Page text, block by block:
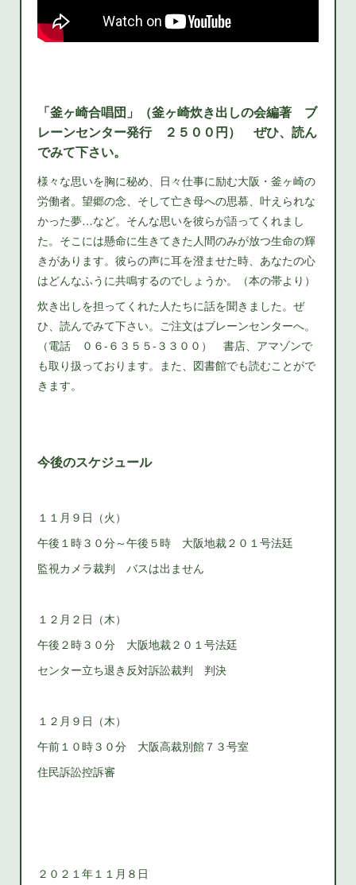
「釜ヶ崎合唱団」（釜ヶ崎炊き出しの会編著 ブ
レーンセンター発行 ２５００円） ぜひ、読ん
でみて下さい。
様々な思いを胸に秘め、日々仕事に励む大阪・釜ヶ崎の
労働者。望郷の念、そして亡き母への思慕、叶えられな
かった夢…など。そんな思いを彼らが語ってくれまし
た。そこには懸命に生きてきた人間のみが放つ生命の輝
きがあります。彼らの声に耳を澄ませた時、あなたの心
はどんなふうに共鳴するのでしょうか。（本の帯より）
炊き出しを担ってくれた人たちに話を聞きました。ぜ
ひ、読んでみて下さい。ご注文はブレーンセンターへ。
（電話 ０６‐６３５５‐３３００） 書店、アマゾンで
も取り扱っております。また、図書館でも読むことがで
きます。
今後のスケジュール
１１月９日（火）
午後１時３０分～午後５時 大阪地裁２０１号法廷
監視カメラ裁判 バスは出ません
１２月２日（木）
午後２時３０分 大阪地裁２０１号法廷
センター立ち退き反対訴訟裁判 判決
１２月９日（木）
午前１０時３０分 大阪高裁別館７３号室
住民訴訟控訴審
２０２１年１１月８日